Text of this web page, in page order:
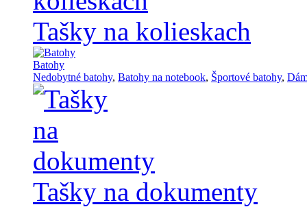
Tašky na kolieskach
Batohy
Nedobytné batohy, Batohy na notebook, Športové batohy,
Tašky na dokumenty